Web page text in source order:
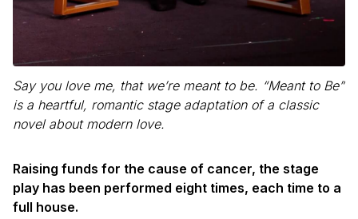
Say you love me, that we’re meant to be. “Meant to Be”
is a heartful, romantic stage adaptation of a classic
novel about modern love.
Raising funds for the cause of cancer, the stage
play has been performed eight times, each time to a
full house.